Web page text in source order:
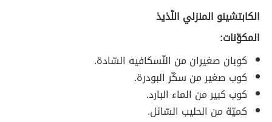
الكابتشينو المنزلي اللّذيذ
المكوّنات:
كوبان صغيران من النّسكافيه السّادة.
كوب صغير من سكّر البودرة.
كوب كبير من الماء البارد.
كميّة من الحليب السّائل.